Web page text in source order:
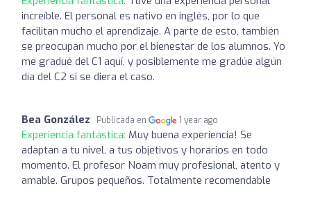
increíble. El personal es nativo en inglés, por lo que
facilitan mucho el aprendizaje. A parte de esto, también
se preocupan mucho por el bienestar de los alumnos. Yo
me gradué del C1 aquí, y posiblemente me gradúe algún
día del C2 si se diera el caso.
Bea González Publicada en 1 year ago
Experiencia fantástica: Muy buena experiencia! Se
adaptan a tu nivel, a tus objetivos y horarios en todo
momento. El profesor Noam muy profesional, atento y
amable. Grupos pequeños. Totalmente recomendable